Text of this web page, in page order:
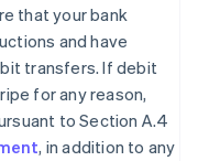
that your bank
and have
transfers. If debit
for any reason,
to Section A.4
, in addition to any